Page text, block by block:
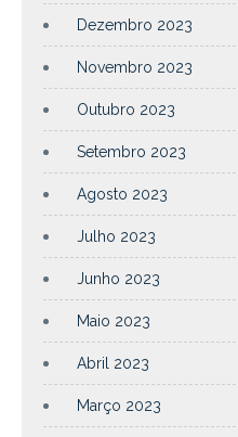
Dezembro 2023
Novembro 2023
Outubro 2023
Setembro 2023
Agosto 2023
Julho 2023
Junho 2023
Maio 2023
Abril 2023
Março 2023